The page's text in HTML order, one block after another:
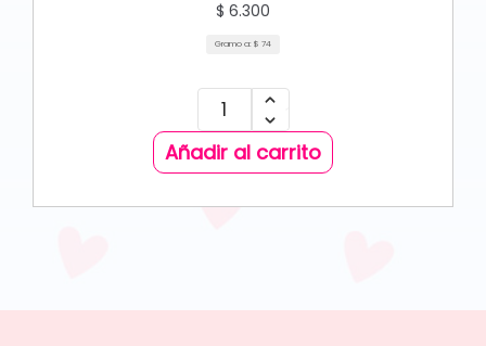
$ 6.300
Gramo a: $ 74
Añadir al carrito